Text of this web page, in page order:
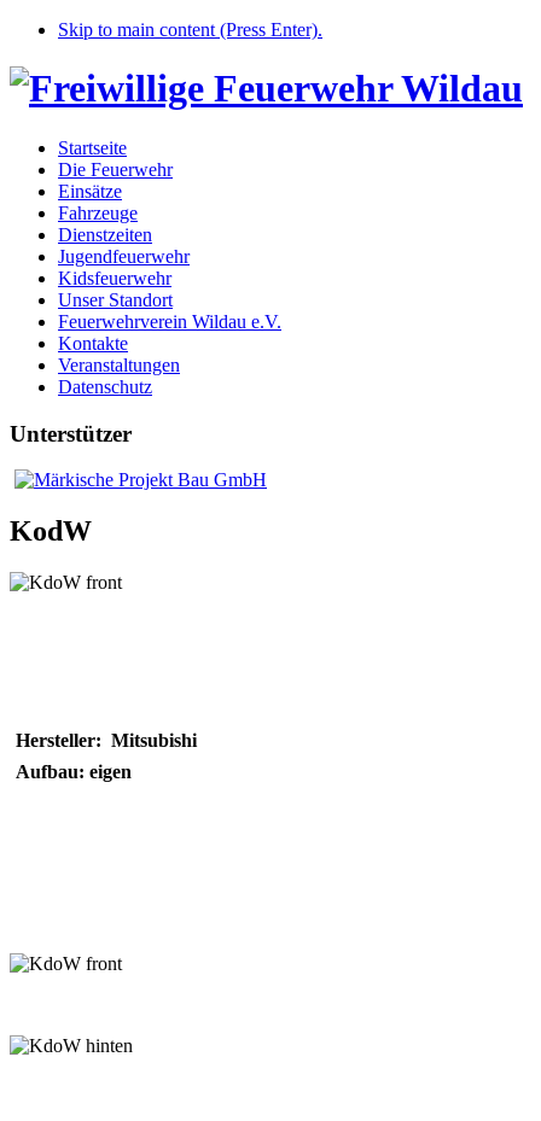
Skip to main content (Press Enter).
Startseite
Die Feuerwehr
Einsätze
Fahrzeuge
Dienstzeiten
Jugendfeuerwehr
Kidsfeuerwehr
Unser Standort
Feuerwehrverein Wildau e.V.
Kontakte
Veranstaltungen
Datenschutz
Unterstützer
KodW
Hersteller: Mitsubishi
Aufbau: eigen